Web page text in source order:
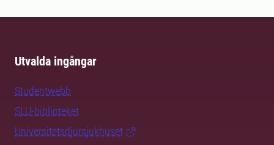
Utvalda ingångar
Studentwebb
SLU-biblioteket
Universitetsdjursjukhuset